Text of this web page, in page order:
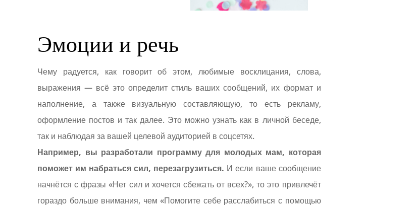
Эмоции и речь
Чему радуется, как говорит об этом, любимые восклицания, слова,
выражения — всё это определит стиль ваших сообщений, их формат и
наполнение, а также визуальную составляющую, то есть рекламу,
оформление постов и так далее. Это можно узнать как в личной беседе,
так и наблюдая за вашей целевой аудиторией в соцсетях.
Например, вы разработали программу для молодых мам, которая
поможет им набраться сил, перезагрузиться. И если ваше сообщение
начнётся с фразы «Нет сил и хочется сбежать от всех?», то это привлечёт
гораздо больше внимания, чем «Помогите себе расслабиться с помощью